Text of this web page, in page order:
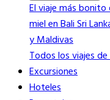
El viaje más
miel en BaliSri
y Maldivas
Todos los viajes
Excursiones
Hoteles